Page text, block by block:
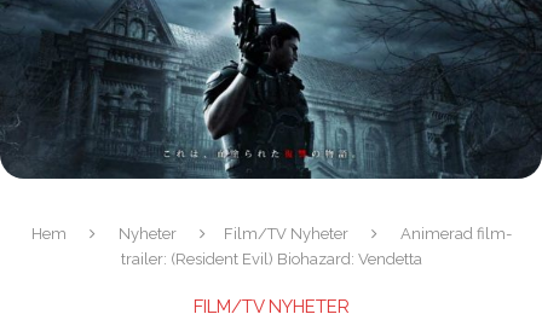
Hem Nyheter Film/TV Nyheter
Animerad film-
trailer: (Resident Evil) Biohazard: Vendetta
FILM/TV NYHETER